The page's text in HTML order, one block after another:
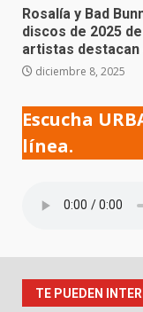
Rosalía y Bad
discos de 2025
artistas destacan
diciembre 8, 2025
Escucha
línea.
TE PUEDEN